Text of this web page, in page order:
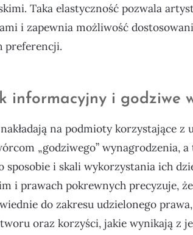
Taka elastyczność pozwala
i zapewnia możliwość
preferencji.
informacyjny i godziwe
na podmioty korzystające z
„godziwego” wynagrodzenia,
i skali wykorzystania ich
i prawach pokrewnych precyzuje,
do zakresu udzielonego
oraz korzyści, jakie wynikają z